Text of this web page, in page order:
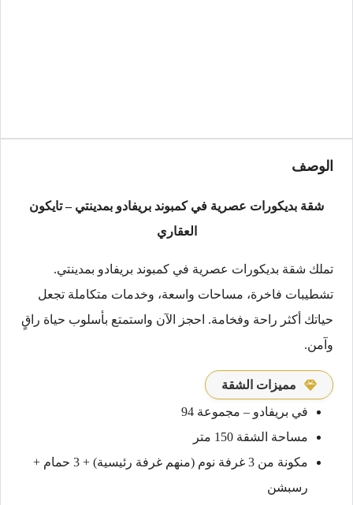
الوصف
شقة بديكورات عصرية في كمبوند بريفادو بمدينتي – تايكون
العقاري
تملك شقة بديكورات عصرية في كمبوند بريفادو بمدينتي.
تشطيبات فاخرة، مساحات واسعة، وخدمات متكاملة تجعل
حياتك أكثر راحة وفخامة. احجز الآن واستمتع بأسلوب حياة راقٍ
وآمن.
مميزات الشقة
في بريفادو – مجموعة 94
مساحة الشقة 150 متر
مكونة من 3 غرفة نوم (منهم غرفة رئيسية) + 3 حمام +
رسبشن